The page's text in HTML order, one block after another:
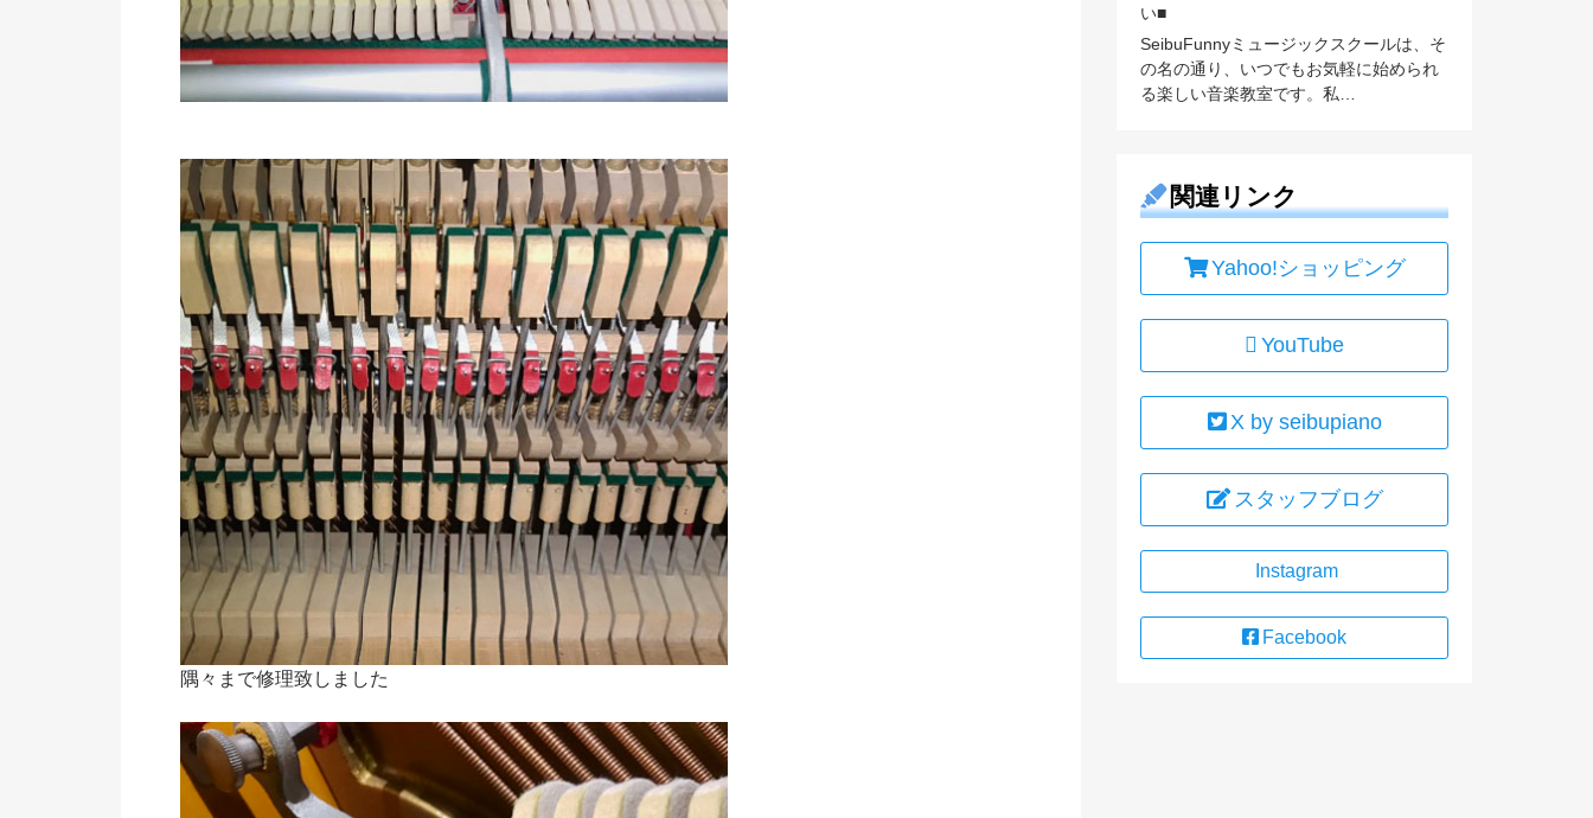
隅々まで修理致しました
い■
SeibuFunnyミュージックスクールは、そ
の名の通り、いつでもお気軽に始められ
る楽しい音楽教室です。私…
関連リンク
Yahoo!ショッピング
YouTube
X by seibupiano
スタッフブログ
Instagram
Facebook